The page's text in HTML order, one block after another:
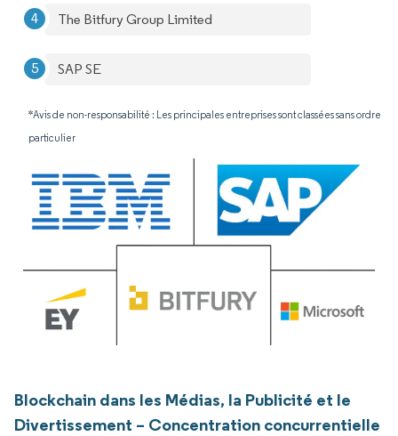
The Bitfury Group Limited
SAP SE
*Avis de non-responsabilité : Les principales entreprises sont classées sans ordre
particulier
Blockchain dans les Médias, la Publicité et le
Divertissement – Concentration concurrentielle